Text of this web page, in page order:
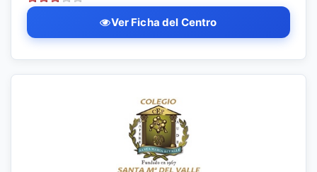
Ver Ficha del Centro